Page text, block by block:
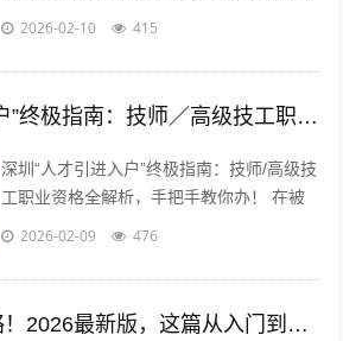
路 来了，就是深圳人。 这句口号温暖了无
2026-02-10 415
深圳“人才引进入户”终极指南：技师／高级技工职业资格全解析，手把手教你办！
深圳“人才引进入户”终极指南：技师/高级技
工职业资格全解析，手把手教你办！ 在被
誉为“中国硅谷”的深圳，无数追梦人汇聚于
2026-02-09 476
入户深圳超全攻略！2026最新版，这篇从入门到落户的保姆级指南就够了！